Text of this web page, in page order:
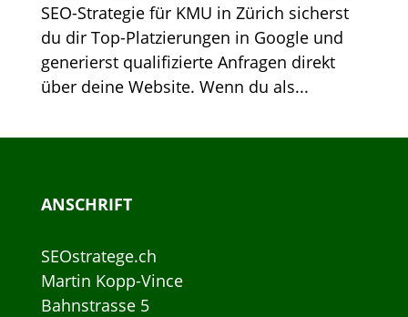
SEO-Strategie für KMU in Zürich sicherst
du dir Top-Platzierungen in Google und
generierst qualifizierte Anfragen direkt
über deine Website. Wenn du als...
ANSCHRIFT
SEOstratege.ch
Martin Kopp-Vince
Bahnstrasse 5